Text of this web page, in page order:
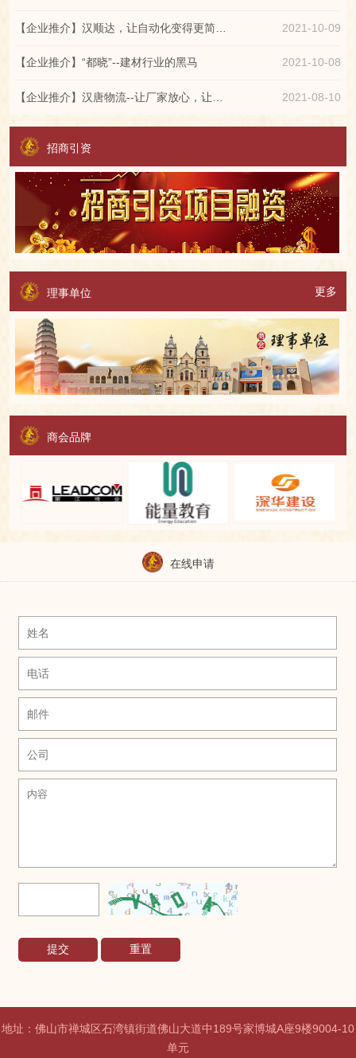
2021-10-09
【企业推介】“都晓”--建材行业的黑马 2021-10-08
【企业推介】汉唐物流--让厂家放心，让客户满意 2021-08-10
招商引资
理事单位 更多
商会品牌
在线申请
地址：佛山市禅城区石湾镇街道佛山大道中189号家博城A座9楼9004-10
单元